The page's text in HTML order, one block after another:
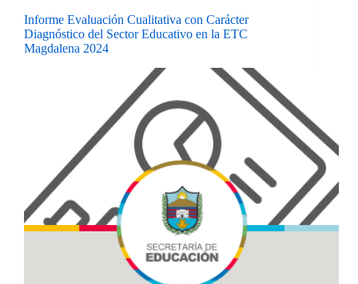
Informe Evaluación Cualitativa con Carácter
Diagnóstico del Sector Educativo en la ETC
Magdalena 2024